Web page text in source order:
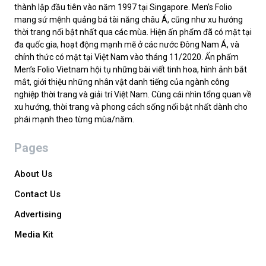
thành lập đầu tiên vào năm 1997 tại Singapore. Men’s Folio
mang sứ mệnh quảng bá tài năng châu Á, cũng như xu hướng
thời trang nổi bật nhất qua các mùa. Hiện ấn phẩm đã có mặt tại
đa quốc gia, hoạt động mạnh mẽ ở các nước Đông Nam Á, và
chính thức có mặt tại Việt Nam vào tháng 11/2020. Ấn phẩm
Men’s Folio Vietnam hội tụ những bài viết tinh hoa, hình ảnh bắt
mắt, giới thiệu những nhân vật danh tiếng của ngành công
nghiệp thời trang và giải trí Việt Nam. Cùng cái nhìn tổng quan về
xu hướng, thời trang và phong cách sống nổi bật nhất dành cho
phái mạnh theo từng mùa/năm.
Pages
About Us
Contact Us
Advertising
Media Kit